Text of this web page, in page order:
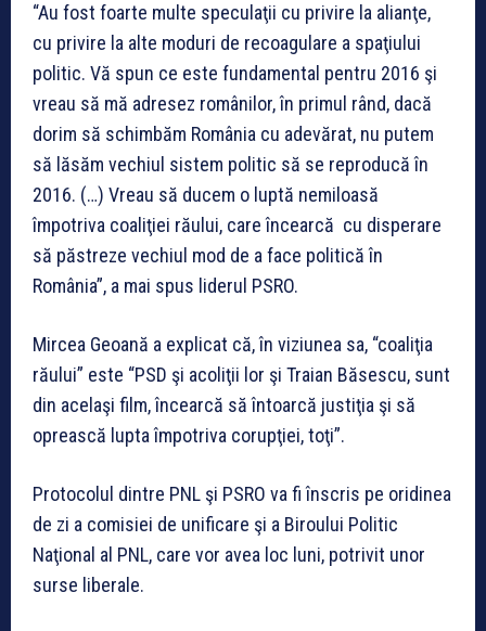
“Au fost foarte multe speculaţii cu privire la alianţe,
cu privire la alte moduri de recoagulare a spaţiului
politic. Vă spun ce este fundamental pentru 2016 şi
vreau să mă adresez românilor, în primul rând, dacă
dorim să schimbăm România cu adevărat, nu putem
să lăsăm vechiul sistem politic să se reproducă în
2016. (…) Vreau să ducem o luptă nemiloasă
împotriva coaliţiei răului, care încearcă cu disperare
să păstreze vechiul mod de a face politică în
România”, a mai spus liderul PSRO.
Mircea Geoană a explicat că, în viziunea sa, “coaliţia
răului” este “PSD şi acoliţii lor şi Traian Băsescu, sunt
din acelaşi film, încearcă să întoarcă justiţia şi să
oprească lupta împotriva corupţiei, toţi”.
Protocolul dintre PNL şi PSRO va fi înscris pe oridinea
de zi a comisiei de unificare şi a Biroului Politic
Naţional al PNL, care vor avea loc luni, potrivit unor
surse liberale.